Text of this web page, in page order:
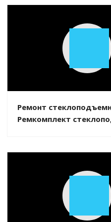
Play
Ремонт
Ремкомплект
Play